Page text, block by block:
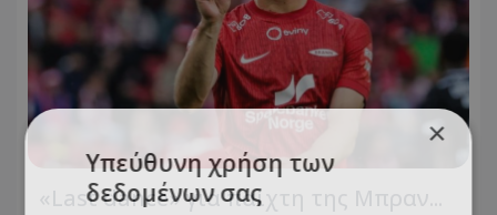
«Last dance» για παίχτη της Μπραν...
×
Υπεύθυνη χρήση των
δεδομένων σας